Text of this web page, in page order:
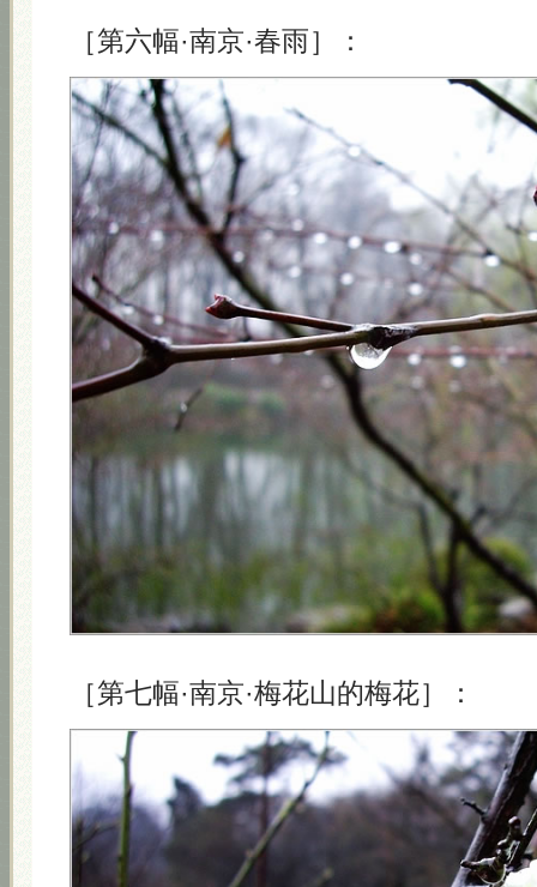
［第六幅·南京·春雨］：
［第七幅·南京·梅花山的梅花］：